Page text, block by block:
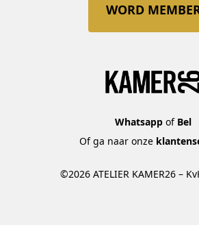
WORD
Whatsapp of Bel
Of ga naar onze
©2026 ATELIER KAMER26 –